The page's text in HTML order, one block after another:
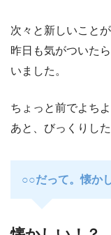
次々と新しいこと
昨日も気がついた
いました。
ちょっと前でよち
あと、びっくりした
○○だって。懐か